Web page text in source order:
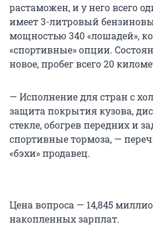
растаможен, и у него всего
имеет 3-литровый
мощностью 340 «лошадей»,
«спортивные» опции.
новое, пробег всего 20
— Исполнение для стран с
защита покрытия кузова,
стекле, обогрев передних и
спортивные тормоза, —
«бэхи» продавец.
Цена вопроса — 14,845
накопленных зарплат.